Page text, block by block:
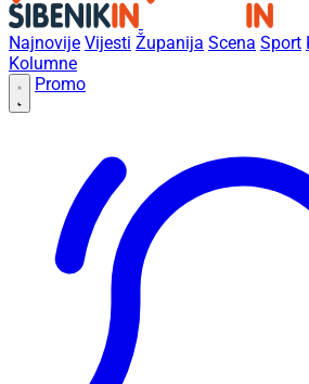
Najnovije Vijesti Županija Scena Sport
Kolumne
Promo